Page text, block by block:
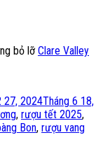
bỏ lỡ Clare Valley
27, 2024Tháng 6 18,
, rượu tết 2025,
Bon, rượu vang